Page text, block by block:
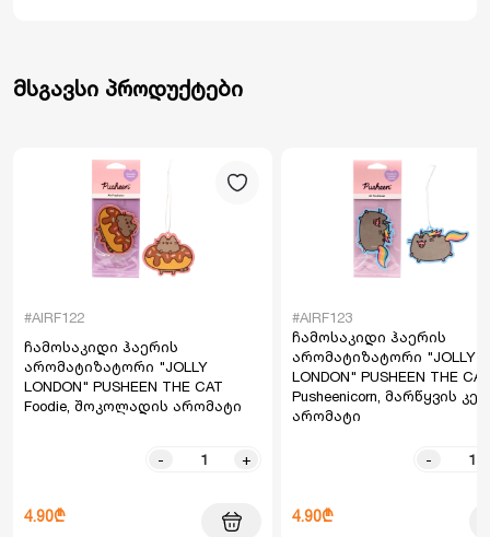
მსგავსი პროდუქტები
#AIRF122
ჩამოსაკიდი ჰაერის
არომატიზატორი "JOLLY
LONDON" PUSHEEN THE CAT
Foodie, შოკოლადის არომატი
- +
4.90₾
#AIRF123
ჩამოსაკიდი ჰაერის
არომატიზატორი "JOLLY
LONDON" PUSHEEN THE CAT
Pusheenicorn, მარწყვის
არომატი
-
4.90₾